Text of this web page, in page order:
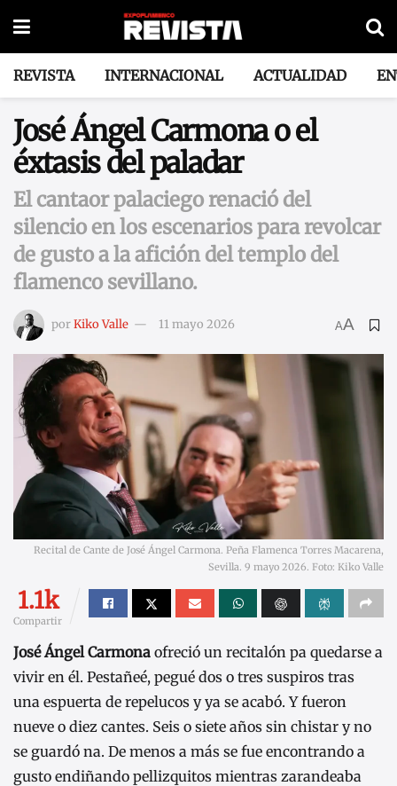
REVISTA INTERNACIONAL ACTUALIDAD
José Ángel Carmona o el
éxtasis del paladar
El cantaor palaciego renació del
silencio en los escenarios para revolcar
de gusto a la afición del templo del
flamenco sevillano.
porKiko Valle 11 mayo 2026 AA
Recital de Cante de José Ángel Carmona. Peña Flamenca Torres Macarena,
Sevilla. 9 mayo 2026. Foto: Kiko Valle
1.1k
Compartir
José Ángel Carmona ofreció un recitalón pa quedarse a
vivir en él. Pestañeé, pegué dos o tres suspiros tras
una espuerta de repelucos y ya se acabó. Y fueron
nueve o diez cantes. Seis o siete años sin chistar y no
se guardó na. De menos a más se fue encontrando a
gusto endiñando pellizquitos mientras zarandeaba